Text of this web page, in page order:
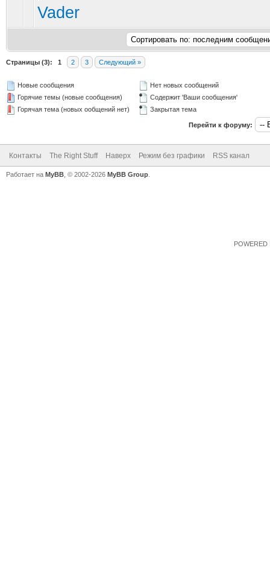
Vader
Страницы (3): 1 2 3 Следующий »
Новые сообщения
Горячие темы (новые сообщения)
Горячая тема (новых ообщений нет)
Нет новых сообщений
Содержит 'Ваши сообщения'
Закрытая тема
Перейти к форуму:
Контакты The Right Stuff Наверх Режим без графики RSS канал
Работает на MyBB , © 2002-2026 MyBB Group